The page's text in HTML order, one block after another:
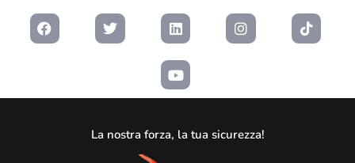
La nostra forza, la tua sicurezza!